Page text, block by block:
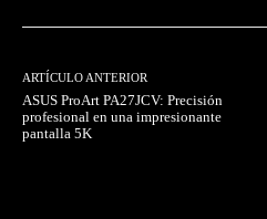
ARTÍCULO ANTERIOR
ASUS ProArt PA27JCV: Precisión
profesional en una impresionante
pantalla 5K